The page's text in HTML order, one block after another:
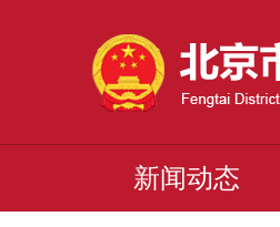
新闻动态